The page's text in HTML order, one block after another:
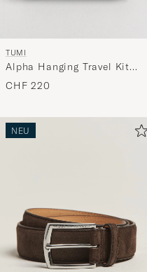
TUMI
Alpha Hanging Travel Kit
Black
CHF 220
NEU